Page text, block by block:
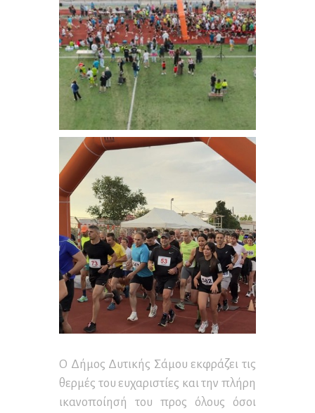
Ο Δήμος Δυτικής Σάμου εκφράζει τις
θερμές του ευχαριστίες και την πλήρη
ικανοποίησή του προς όλους όσοι